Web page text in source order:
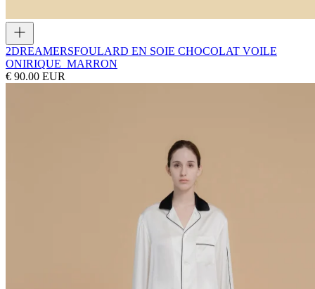
2DREAMERSFOULARD EN SOIE CHOCOLAT VOILE
ONIRIQUE_MARRON
€ 90.00 EUR